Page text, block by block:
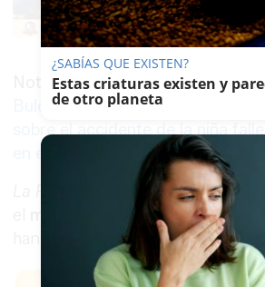
Noticia relacionada
Bulo sobre Broncano: no ha
sobre el accidente de la niña
en el colegio Montealto
también ha sido
mejor programa de televisión
han tirado de humor negro en
¿SABÍAS QUE EXISTEN?
Estas criaturas existen y
de otro planeta